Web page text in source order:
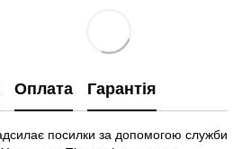
Оплата Гарантія
посилки за допомогою служби